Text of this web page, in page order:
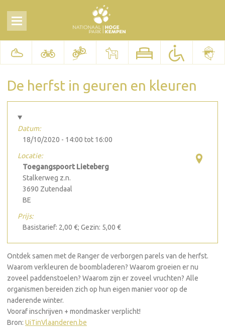
De herfst in geuren en kleuren
Datum:
18/10/2020 - 14:00 tot 16:00
Locatie:
Toegangspoort Lieteberg
Stalkerweg z.n.
3690 Zutendaal
BE
Prijs:
Basistarief: 2,00 €; Gezin: 5,00 €
Ontdek samen met de Ranger de verborgen parels van de herfst.
Waarom verkleuren de boombladeren? Waarom groeien er nu
zoveel paddenstoelen? Waarom zijn er zoveel vruchten? Alle
organismen bereiden zich op hun eigen manier voor op de
naderende winter.
Vooraf inschrijven + mondmasker verplicht!
Bron: UiTinVlaanderen.be